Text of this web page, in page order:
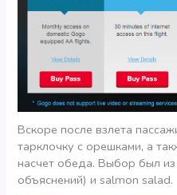
Вскоре после взлета
тарклочку с орешками, а
насчет обеда. Выбор был
объяснений) и salmon salad.